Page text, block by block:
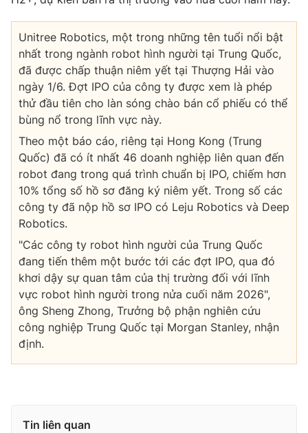
Unitree Robotics, một trong những tên tuổi nổi bật
nhất trong ngành robot hình người tại Trung Quốc,
đã được chấp thuận niêm yết tại Thượng Hải vào
ngày 1/6. Đợt IPO của công ty được xem là phép
thử đầu tiên cho làn sóng chào bán cổ phiếu có thể
bùng nổ trong lĩnh vực này.
Theo một báo cáo, riêng tại Hong Kong (Trung
Quốc) đã có ít nhất 46 doanh nghiệp liên quan đến
robot đang trong quá trình chuẩn bị IPO, chiếm hơn
10% tổng số hồ sơ đăng ký niêm yết. Trong số các
công ty đã nộp hồ sơ IPO có Leju Robotics và Deep
Robotics.
"Các công ty robot hình người của Trung Quốc
đang tiến thêm một bước tới các đợt IPO, qua đó
khơi dậy sự quan tâm của thị trường đối với lĩnh
vực robot hình người trong nửa cuối năm 2026",
ông Sheng Zhong, Trưởng bộ phận nghiên cứu
công nghiệp Trung Quốc tại Morgan Stanley, nhận
định.
Tin liên quan